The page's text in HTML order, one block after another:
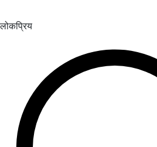
लोकप्रिय